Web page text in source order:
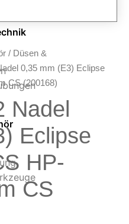
/ Düsen &
0,35 mm (E3) Eclipse
CS (200168)
Nadel
Eclipse
HP-
CS